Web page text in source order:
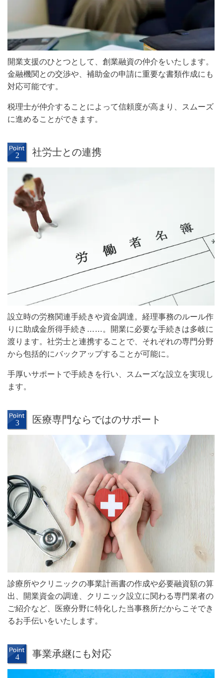
開業支援のひとつとして、創業融資の仲介をいたします。
金融機関との交渉や、補助金の申請に重要な書類作成にも
対応可能です。
税理士が仲介することによって信頼度が高まり、スムーズ
に進めることができます。
社労士との連携
設立時の労務関連手続きや資金調達。経理事務のルール作
りに助成金所得手続き……。開業に必要な手続きは多岐に
渡ります。社労士と連携することで、それぞれの専門分野
から包括的にバックアップすることが可能に。
手厚いサポートで手続きを行い、スムーズな設立を実現し
ます。
医療専門ならではのサポート
診療所やクリニックの事業計画書の作成や必要融資額の算
出、開業資金の調達、クリニック設立に関わる専門業者の
ご紹介など、医療分野に特化した当事務所だからこそでき
るお手伝いをいたします。
事業承継にも対応